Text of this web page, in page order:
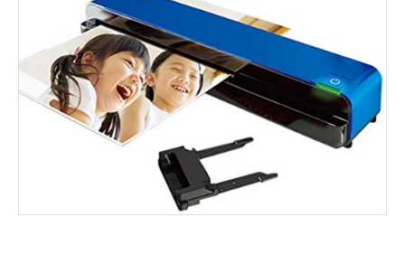
大切な想い出をワンタッチ操作でSDカードで保
存。さらに無線LAN接続でスマートフォンにもラ
クラクデータ送信。
メーカー希望小売価格：